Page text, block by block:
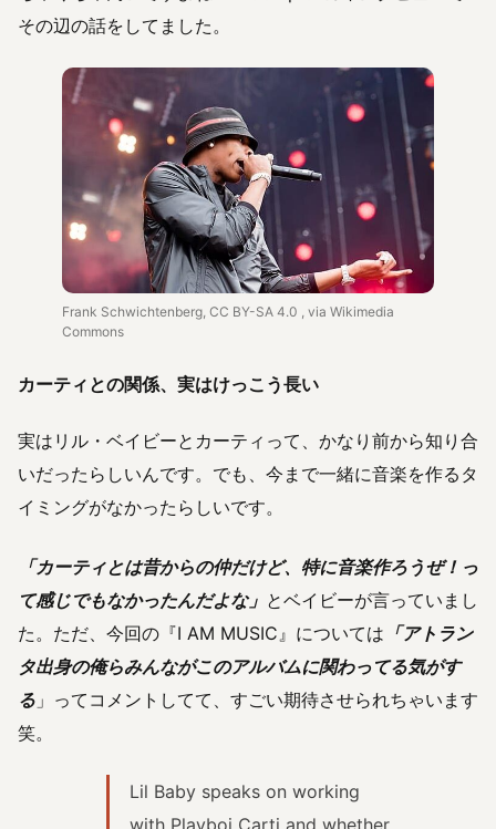
その辺の話をしてました。
Frank Schwichtenberg, CC BY-SA 4.0 , via Wikimedia
Commons
カーティとの関係、実はけっこう長い
実はリル・ベイビーとカーティって、かなり前から知り合
いだったらしいんです。でも、今まで一緒に音楽を作るタ
イミングがなかったらしいです。
「カーティとは昔からの仲だけど、特に音楽作ろうぜ！っ
て感じでもなかったんだよな」 とベイビーが言っていまし
た。ただ、今回の『I AM MUSIC』については 「アトラン
タ出身の俺らみんながこのアルバムに関わってる気がす
る 」ってコメントしてて、すごい期待させられちゃいます
笑。
Lil Baby speaks on working
with Playboi Carti and whether